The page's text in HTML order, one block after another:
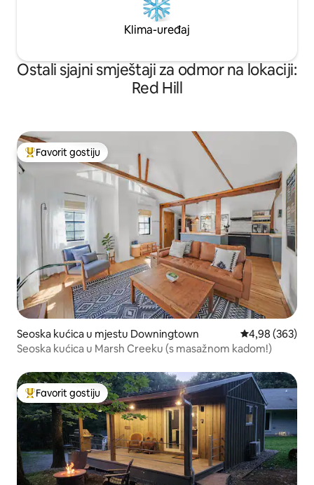
Klima-uređaj
Ostali sjajni smještaji za odmor na lokaciji:
Red Hill
Glavni favorit gostiju
Favorit gostiju
Seoska kućica u mjestu Downingtown Prosječna
4,98 (363)
Seoska kućica u Marsh Creeku (s masažnom kadom!)
Glavni favorit gostiju
Favorit gostiju